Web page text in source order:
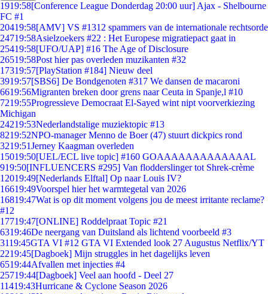
1919:58[Conference League Donderdag 20:00 uur] Ajax - Shelbourne
FC #1
20419:58[AMV] VS #1312 spammers van de internationale rechtsorde
24719:58Asielzoekers #22 : Het Europese migratiepact gaat in
25419:58[UFO/UAP] #16 The Age of Disclosure
26519:58Post hier pas overleden muzikanten #32
17319:57[PlayStation #184] Nieuw deel
3919:57[SBS6] De Bondgenoten #317 We dansen de macaroni
6619:56Migranten breken door grens naar Ceuta in Spanje,l #10
7219:55Progressieve Democraat El-Sayed wint nipt voorverkiezing
Michigan
24219:53Nederlandstalige muziektopic #13
8219:52NPO-manager Menno de Boer (47) stuurt dickpics rond
3219:51Jerney Kaagman overleden
15019:50[UEL/ECL live topic] #160 GOAAAAAAAAAAAAAL
919:50[INFLUENCERS #295] Van flodderslinger tot Shrek-crème
12019:49[Nederlands Elftal] Op naar Louis IV?
16619:49Voorspel hier het warmtegetal van 2026
16819:47Wat is op dit moment volgens jou de meest irritante reclame?
#12
17719:47[ONLINE] Roddelpraat Topic #21
6319:46De neergang van Duitsland als lichtend voorbeeld #3
3119:45GTA VI #12 GTA VI Extended look 27 Augustus Netflix/YT
2219:45[Dagboek] Mijn struggles in het dagelijks leven
6519:44Afvallen met injecties #4
25719:44[Dagboek] Veel aan hoofd - Deel 27
11419:43Hurricane & Cyclone Season 2026